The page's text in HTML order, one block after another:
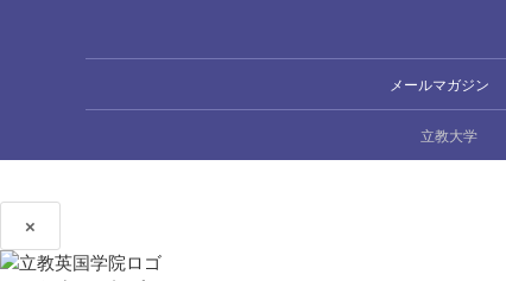
メールマガジン
立教大学
×